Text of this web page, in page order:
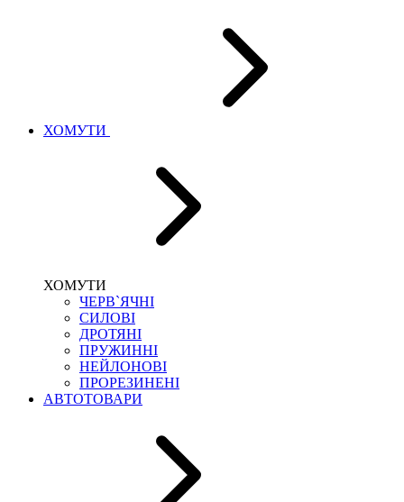
ХОМУТИ
ХОМУТИ
ЧЕРВ`ЯЧНІ
СИЛОВІ
ДРОТЯНІ
ПРУЖИННІ
НЕЙЛОНОВІ
ПРОРЕЗИНЕНІ
АВТОТОВАРИ